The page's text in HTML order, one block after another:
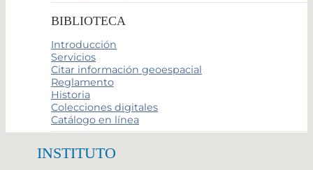
BIBLIOTECA
Introducción
Servicios
Citar información geoespacial
Reglamento
Historia
Colecciones digitales
Catálogo en línea
INSTITUTO